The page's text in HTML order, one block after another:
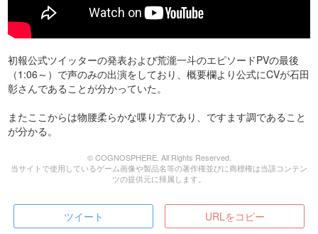
初報公式ツイッターの発表および荒瀧一斗のエピソードPVの最後
（1:06～）で声のみの出演をしており、概要欄より公式にCVが石田
彰さんであることが分かっていた。
またここからは物腰柔らかな喋り方であり、ですます調であること
が分かる。
© COGNOSPHERE. All Rights Reserved.
当サイトで使用しているゲーム画像や製品名等の著作権並びに商標権は当該コンテン
ツの提供元に帰属します。
ツイート URLをコピー